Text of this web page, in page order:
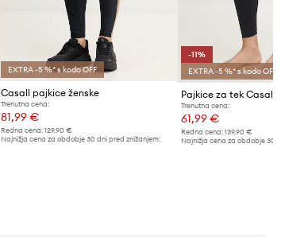
EXTRA -5 %* s kodo OFF
Casall pajkice ženske
Trenutna cena:
81,99 €
Redna cena:129,90 €
Najnižja cena za obdobje 30 dni pred znižanjem:
-11%
EXTRA -5 %* s kodo OFF
Pajkice za tek Casall
Trenutna cena:
61,99 €
Redna cena: 139,90 €
Najnižja cena za obdobje 30 dni pred